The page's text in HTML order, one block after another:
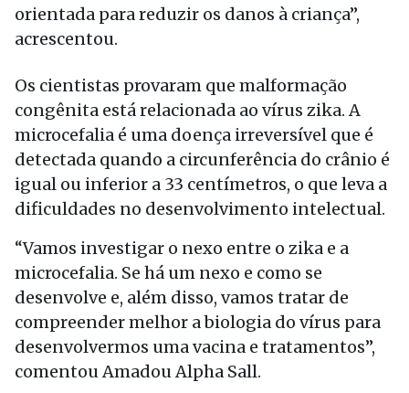
orientada para reduzir os danos à criança”,
acrescentou.
Os cientistas provaram que malformação
congênita está relacionada ao vírus zika. A
microcefalia é uma doença irreversível que é
detectada quando a circunferência do crânio é
igual ou inferior a 33 centímetros, o que leva a
dificuldades no desenvolvimento intelectual.
“Vamos investigar o nexo entre o zika e a
microcefalia. Se há um nexo e como se
desenvolve e, além disso, vamos tratar de
compreender melhor a biologia do vírus para
desenvolvermos uma vacina e tratamentos”,
comentou Amadou Alpha Sall.